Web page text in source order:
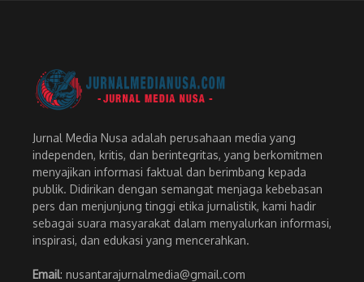
Jurnal Media Nusa adalah perusahaan media yang
independen, kritis, dan berintegritas, yang berkomitmen
menyajikan informasi faktual dan berimbang kepada
publik. Didirikan dengan semangat menjaga kebebasan
pers dan menjunjung tinggi etika jurnalistik, kami hadir
sebagai suara masyarakat dalam menyalurkan informasi,
inspirasi, dan edukasi yang mencerahkan.
Email: nusantarajurnalmedia@gmail.com